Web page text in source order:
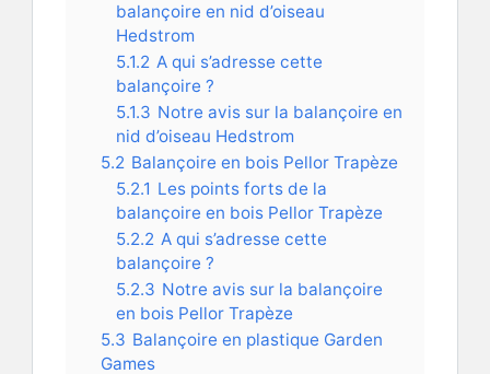
balançoire en nid d’oiseau
Hedstrom
5.1.2 A qui s’adresse cette
balançoire ?
5.1.3 Notre avis sur la balançoire en
nid d’oiseau Hedstrom
5.2 Balançoire en bois Pellor Trapèze
5.2.1 Les points forts de la
balançoire en bois Pellor Trapèze
5.2.2 A qui s’adresse cette
balançoire ?
5.2.3 Notre avis sur la balançoire
en bois Pellor Trapèze
5.3 Balançoire en plastique Garden
Games